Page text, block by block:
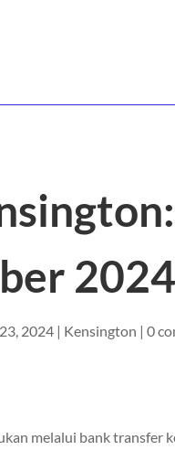
2024
2024 | Kensington |0
melalui bank transfer